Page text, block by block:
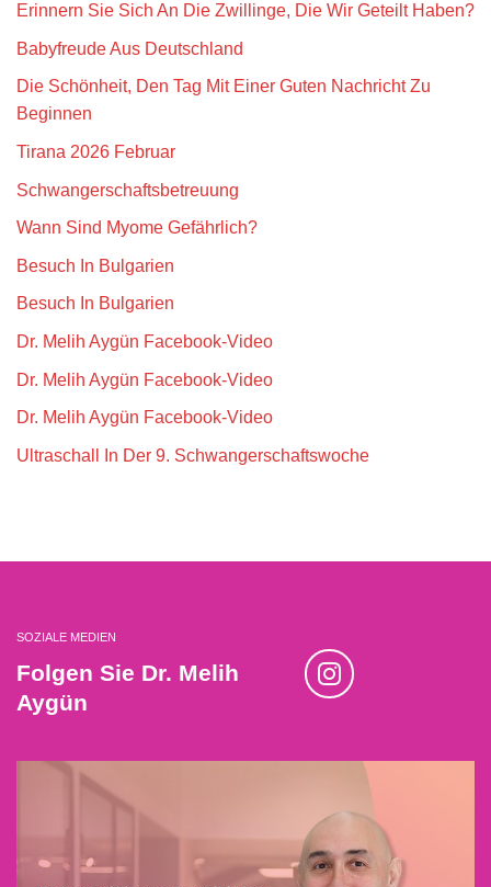
Erinnern Sie Sich An Die Zwillinge, Die Wir Geteilt Haben?
Babyfreude Aus Deutschland
Die Schönheit, Den Tag Mit Einer Guten Nachricht Zu
Beginnen
Tirana 2026 Februar
Schwangerschaftsbetreuung
Wann Sind Myome Gefährlich?
Besuch In Bulgarien
Besuch In Bulgarien
Dr. Melih Aygün Facebook-Video
Dr. Melih Aygün Facebook-Video
Dr. Melih Aygün Facebook-Video
Ultraschall In Der 9. Schwangerschaftswoche
SOZIALE MEDIEN
Folgen Sie Dr. Melih
Aygün